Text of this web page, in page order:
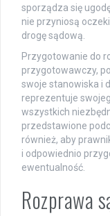
sporządza się
nie przyniosą
drogę sądową.
Przygotowanie do
przygotowawczy,
swoje stanowiska i
reprezentuje
wszystkich
przedstawione
również, aby
i odpowiednio
ewentualność.
Rozprawa